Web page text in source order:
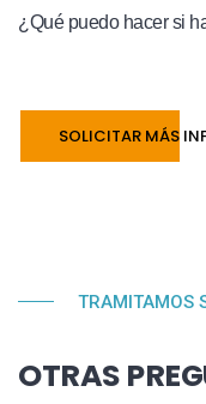
¿Qué puedo hacer si
SOLICITAR MÁS
TRAMITAMOS
OTRAS